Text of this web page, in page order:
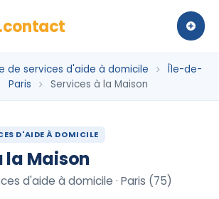
de services d'aide à domicile
Île-de-
Paris Services à la Maison
D'AIDE À DOMICILE
la Maison
d'aide à domicile · Paris (75)